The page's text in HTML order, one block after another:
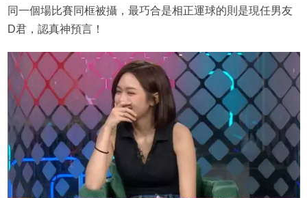
同一個場比賽同框被攝，最巧合是相正運球的則是現任男友
D君，認真神預言！